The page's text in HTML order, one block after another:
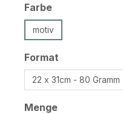
Farbeauswählen
motiv
Format
22 x 31cm - 80 Gramm
Mengeauswählen